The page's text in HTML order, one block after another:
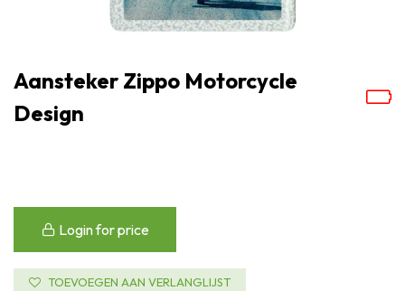
Aansteker Zippo Motorcycle
Design
Login for price
TOEVOEGEN AAN VERLANGLIJST